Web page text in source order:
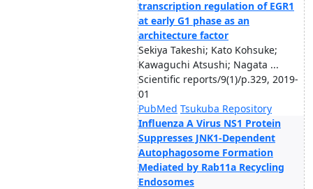
transcription regulation of EGR1
at early G1 phase as an
architecture factor
Sekiya Takeshi; Kato Kohsuke;
Kawaguchi Atsushi; Nagata ...
Scientific reports/9(1)/p.329, 2019-
01
PubMed Tsukuba Repository
Influenza A Virus NS1 Protein
Suppresses JNK1-Dependent
Autophagosome Formation
Mediated by Rab11a Recycling
Endosomes